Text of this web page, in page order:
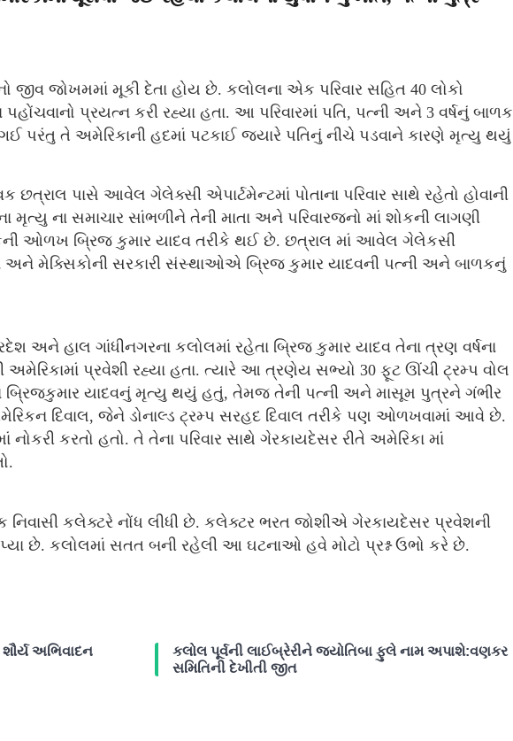
જીવ જોખમમાં મૂકી દેતા હોય છે. કલોલના એક પરિવાર સહિત 40 લોકો
પહોંચવાનો પ્રયત્ન કરી રહ્યા હતા. આ પરિવારમાં પતિ, પત્ની અને 3 વર્ષનું બાળક
પરંતુ તે અમેરિકાની હદમાં પટકાઈ જ્યારે પતિનું નીચે પડવાને કારણે મૃત્યુ થયું
છત્રાલ પાસે આવેલ ગેલેક્સી એપાર્ટમેન્ટમાં પોતાના પરિવાર સાથે રહેતો હોવાની
મૃત્યુ ના સમાચાર સાંભળીને તેની માતા અને પરિવારજનો માં શોકની લાગણી
ઓળખ બ્રિજ કુમાર યાદવ તરીકે થઈ છે. છત્રાલ માં આવેલ ગેલેકસી
અને મેક્સિકોની સરકારી સંસ્થાઓએ બ્રિજ કુમાર યાદવની પત્ની અને બાળકનું
અને હાલ ગાંધીનગરના કલોલમાં રહેતા બ્રિજ કુમાર યાદવ તેના ત્રણ વર્ષના
પ્રવેશી રહ્યા હતા. ત્યારે આ ત્રણેય સભ્યો 30 ફૂટ ઊંચી ટ્રમ્પ વોલ
બ્રિજકુમાર યાદવનું મૃત્યુ થયું હતું, તેમજ તેની પત્ની અને માસૂમ પુત્રને ગંભીર
દિવાલ, જેને ડોનાલ્ડ ટ્રમ્પ સરહદ દિવાલ તરીકે પણ ઓળખવામાં આવે છે.
કરતો હતો. તે તેના પરિવાર સાથે ગેરકાયદેસર રીતે અમેરિકા માં
કલેક્ટરે નોંધ લીધી છે. કલેક્ટર ભરત જોશીએ ગેરકાયદેસર પ્રવેશની
છે. કલોલમાં સતત બની રહેલી આ ઘટનાઓ હવે મોટો પ્રશ્ન ઉભો કરે છે.
શૌર્ય અભિવાદન
કલોલ પૂર્વની લાઈબ્રેરીને જ્યોતિબા ફુલે નામ અપાશે:વણકર
સમિતિની દેખીતી જીત